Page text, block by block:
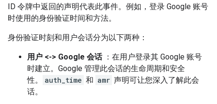
ID 令牌中返回的声明代表此事件。例如，登录 Google 账号
时使用的身份验证时间和方法。
身份验证时刻和用户会话分为以下两种：
用户 <-> Google 会话：在用户登录其 Google 账号
时建立。Google 管理此会话的生命周期和安全
性。
auth_time 和 amr 声明可让您深入了解此会
话。